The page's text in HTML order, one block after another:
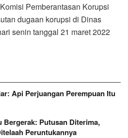
Pemberantasan Korupsi
dugaan korupsi di Dinas
senin tanggal 21 maret 2022
Api Perjuangan Perempuan Itu
Bergerak: Putusan Diterima,
Peruntukannya